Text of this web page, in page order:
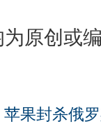
原创或
苹果封杀俄